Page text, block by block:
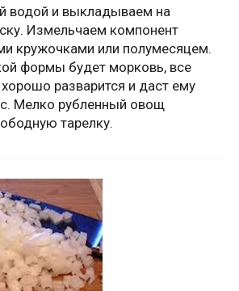
водой и выкладываем на
Измельчаем компонент
кружочками или полумесяцем.
формы будет морковь, все
разварится и даст ему
Мелко рубленный овощ
тарелку.